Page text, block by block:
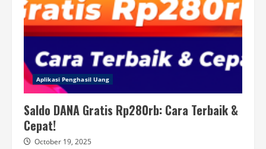
Aplikasi Penghasil Uang
Saldo DANA Gratis Rp280rb: Cara Terbaik &
Cepat!
October 19, 2025